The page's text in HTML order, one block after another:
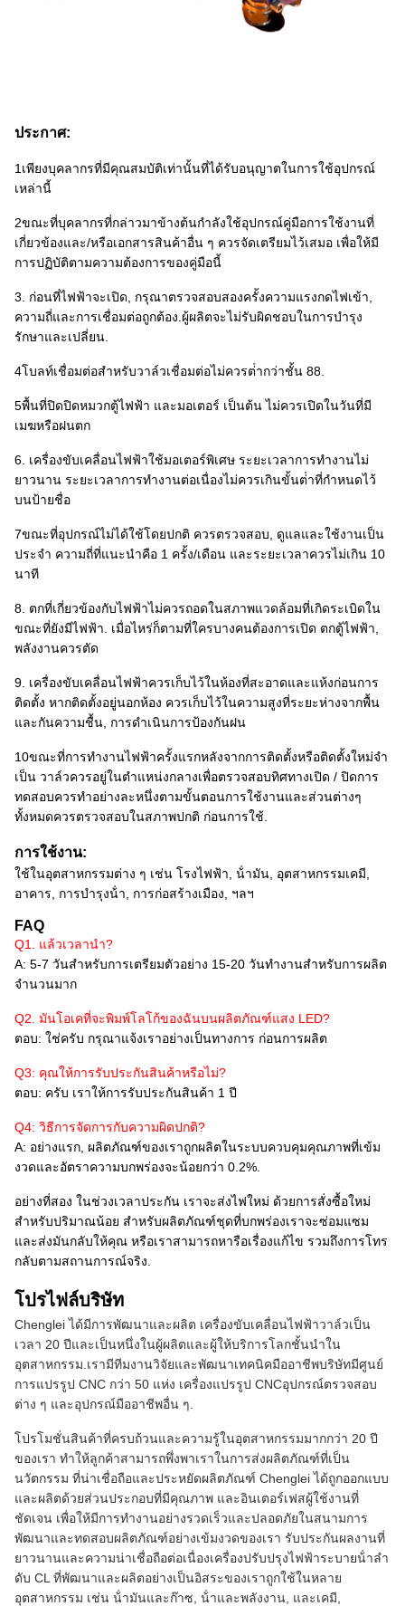
ประกาศ:
1เพียงบุคลากรที่มีคุณสมบัติเท่านั้นที่ได้รับอนุญาตในการใช้อุปกรณ์
เหล่านี้
2ขณะที่บุคลากรที่กล่าวมาข้างต้นกําลังใช้อุปกรณ์คู่มือการใช้งานที่
เกี่ยวข้องและ/หรือเอกสารสินค้าอื่น ๆ ควรจัดเตรียมไว้เสมอ เพื่อให้มี
การปฏิบัติตามความต้องการของคู่มือนี้
3. ก่อนที่ไฟฟ้าจะเปิด, กรุณาตรวจสอบสองครั้งความแรงกดไฟเข้า,
ความถี่และการเชื่อมต่อถูกต้อง.ผู้ผลิตจะไม่รับผิดชอบในการบํารุง
รักษาและเปลี่ยน.
4โบลท์เชื่อมต่อสําหรับวาล์วเชื่อมต่อไม่ควรต่ํากว่าชั้น 88.
5พื้นที่ปิดปิดหมวกตู้ไฟฟ้า และมอเตอร์ เป็นต้น ไม่ควรเปิดในวันที่มี
เมฆหรือฝนตก
6. เครื่องขับเคลื่อนไฟฟ้าใช้มอเตอร์พิเศษ ระยะเวลาการทํางานไม่
ยาวนาน ระยะเวลาการทํางานต่อเนื่องไม่ควรเกินขั้นต่ําที่กําหนดไว้
บนป้ายชื่อ
7ขณะที่อุปกรณ์ไม่ได้ใช้โดยปกติ ควรตรวจสอบ, ดูแลและใช้งานเป็น
ประจํา ความถี่ที่แนะนําคือ 1 ครั้ง/เดือน และระยะเวลาควรไม่เกิน 10
นาที
8. ตกที่เกี่ยวข้องกับไฟฟ้าไม่ควรถอดในสภาพแวดล้อมที่เกิดระเบิดใน
ขณะที่ยังมีไฟฟ้า. เมื่อไหร่ก็ตามที่ใครบางคนต้องการเปิด ตกตู้ไฟฟ้า,
พลังงานควรตัด
9. เครื่องขับเคลื่อนไฟฟ้าควรเก็บไว้ในห้องที่สะอาดและแห้งก่อนการ
ติดตั้ง หากติดตั้งอยู่นอกห้อง ควรเก็บไว้ในความสูงที่ระยะห่างจากพื้น
และกันความชื้น, การดําเนินการป้องกันฝน
10ขณะที่การทํางานไฟฟ้าครั้งแรกหลังจากการติดตั้งหรือติดตั้งใหม่จํา
เป็น วาล์วควรอยู่ในตําแหน่งกลางเพื่อตรวจสอบทิศทางเปิด / ปิดการ
ทดสอบควรทําอย่างละหนึ่งตามขั้นตอนการใช้งานและส่วนต่างๆ
ทั้งหมดควรตรวจสอบในสภาพปกติ ก่อนการใช้.
การใช้งาน:
ใช้ในอุตสาหกรรมต่าง ๆ เช่น โรงไฟฟ้า, น้ํามัน, อุตสาหกรรมเคมี,
อาคาร, การบํารุงน้ํา, การก่อสร้างเมือง, ฯลฯ
FAQ
Q1. แล้วเวลานํา?
A: 5-7 วันสําหรับการเตรียมตัวอย่าง 15-20 วันทํางานสําหรับการผลิต
จํานวนมาก
Q2. มันโอเคที่จะพิมพ์โลโก้ของฉันบนผลิตภัณฑ์แสง LED?
ตอบ: ใช่ครับ กรุณาแจ้งเราอย่างเป็นทางการ ก่อนการผลิต
Q3: คุณให้การรับประกันสินค้าหรือไม่?
ตอบ: ครับ เราให้การรับประกันสินค้า 1 ปี
Q4: วิธีการจัดการกับความผิดปกติ?
A: อย่างแรก, ผลิตภัณฑ์ของเราถูกผลิตในระบบควบคุมคุณภาพที่เข้ม
งวดและอัตราความบกพร่องจะน้อยกว่า 0.2%.
อย่างที่สอง ในช่วงเวลาประกัน เราจะส่งไฟใหม่ ด้วยการสั่งซื้อใหม่
สําหรับปริมาณน้อย สําหรับผลิตภัณฑ์ชุดที่บกพร่องเราจะซ่อมแซม
และส่งมันกลับให้คุณ หรือเราสามารถหารือเรื่องแก้ไข รวมถึงการโทร
กลับตามสถานการณ์จริง.
โปรไฟล์บริษัท
Chenglei ได้มีการพัฒนาและผลิต เครื่องขับเคลื่อนไฟฟ้าวาล์วเป็น
เวลา 20 ปีและเป็นหนึ่งในผู้ผลิตและผู้ให้บริการโลกชั้นนําใน
อุตสาหกรรม.เรามีทีมงานวิจัยและพัฒนาเทคนิคมืออาชีพบริษัทมีศูนย์
การแปรรูป CNC กว่า 50 แห่ง เครื่องแปรรูป CNCอุปกรณ์ตรวจสอบ
ต่าง ๆ และอุปกรณ์มืออาชีพอื่น ๆ.
โปรโมชั่นสินค้าที่ครบถ้วนและความรู้ในอุตสาหกรรมมากกว่า 20 ปี
ของเรา ทําให้ลูกค้าสามารถพึ่งพาเราในการส่งผลิตภัณฑ์ที่เป็น
นวัตกรรม ที่น่าเชื่อถือและประหยัดผลิตภัณฑ์ Chenglei ได้ถูกออกแบบ
และผลิตด้วยส่วนประกอบที่มีคุณภาพ และอินเตอร์เฟสผู้ใช้งานที่
ชัดเจน เพื่อให้มีการทํางานอย่างรวดเร็วและปลอดภัยในสนามการ
พัฒนาและทดสอบผลิตภัณฑ์อย่างเข้มงวดของเรา รับประกันผลงานที่
ยาวนานและความน่าเชื่อถือต่อเนื่องเครื่องปรับปรุงไฟฟ้าระบายน้ําลํา
ดับ CL ที่พัฒนาและผลิตอย่างเป็นอิสระของเราถูกใช้ในหลาย
อุตสาหกรรม เช่น น้ํามันและก๊าซ, น้ําและพลังงาน, และเคมี,